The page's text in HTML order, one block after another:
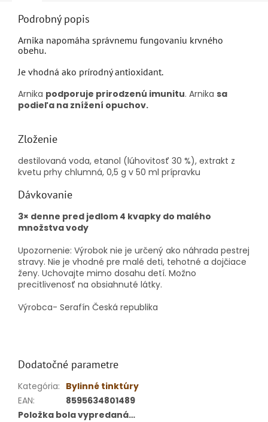
Podrobný popis
Arnika napomáha správnemu fungovaniu krvného
obehu.
Je vhodná ako prírodný antioxidant.
Arnika podporuje prirodzenú imunitu. Arnika sa
podieľa na znížení opuchov.
Zloženie
destilovaná voda, etanol (lúhovitosť 30 %), extrakt z
kvetu prhy chlumná, 0,5 g v 50 ml prípravku
Dávkovanie
3× denne pred jedlom 4 kvapky do malého
množstva vody
Upozornenie: Výrobok nie je určený ako náhrada pestrej
stravy. Nie je vhodné pre malé deti, tehotné a dojčiace
ženy. Uchovajte mimo dosahu detí. Možno
precitlivenosť na obsiahnuté látky.
Výrobca- Serafín Česká republika
Dodatočné parametre
Kategória: Bylinné tinktúry
EAN:
8595634801489
Položka bola vypredaná…